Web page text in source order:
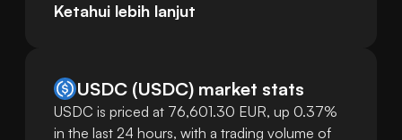
Ketahui lebih lanjut
USDC (USDC) market stats
USDC is priced at 76,601.30 EUR, up 0.37%
in the last 24 hours, with a trading volume of